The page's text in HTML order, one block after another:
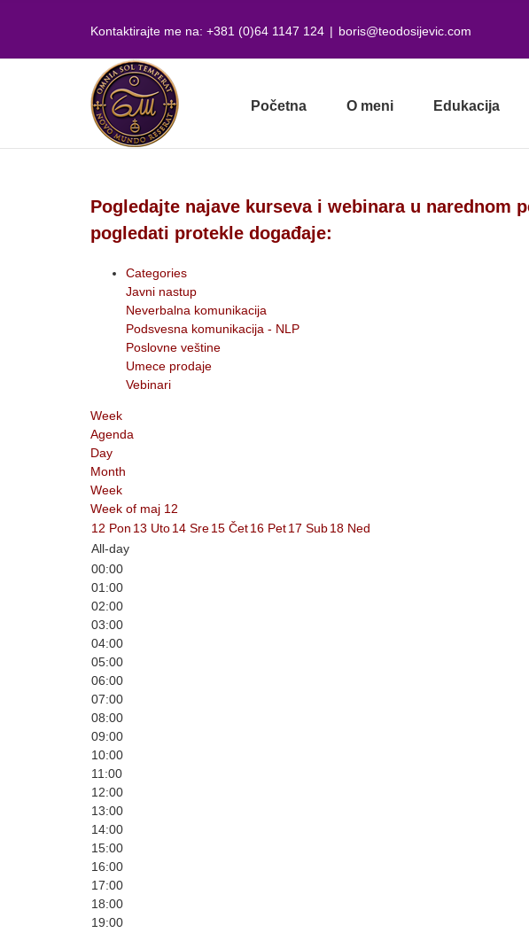
Kontaktirajte me na: +381 (0)64 1147 124 | boris@teodosijevic.com
Početna O meni Edukacija
Pogledajte najave kurseva i webinara u narednom
pogledati protekle događaje:
Categories
Javni nastup
Neverbalna komunikacija
Podsvesna komunikacija - NLP
Poslovne veštine
Umece prodaje
Vebinari
Week
Agenda
Day
Month
Week
Week of maj 12
12 Pon 13 Uto14 Sre15 Čet16 Pet17 Sub18 Ned
All-day
00:00
01:00
02:00
03:00
04:00
05:00
06:00
07:00
08:00
09:00
10:00
11:00
12:00
13:00
14:00
15:00
16:00
17:00
18:00
19:00